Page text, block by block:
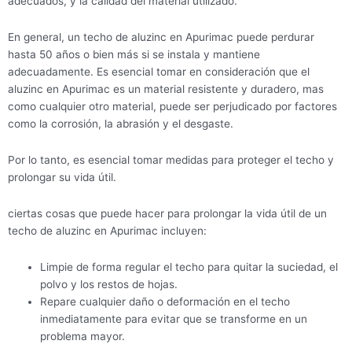
En general, un techo de aluzinc en Apurimac puede perdurar
hasta 50 años o bien más si se instala y mantiene
adecuadamente. Es esencial tomar en consideración que el
aluzinc en Apurimac es un material resistente y duradero, mas
como cualquier otro material, puede ser perjudicado por factores
como la corrosión, la abrasión y el desgaste.
Por lo tanto, es esencial tomar medidas para proteger el techo y
prolongar su vida útil.
ciertas cosas que puede hacer para prolongar la vida útil de un
techo de aluzinc en Apurimac incluyen:
Limpie de forma regular el techo para quitar la suciedad, el
polvo y los restos de hojas.
Repare cualquier daño o deformación en el techo
inmediatamente para evitar que se transforme en un
problema mayor.